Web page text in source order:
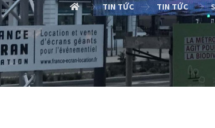
TIN TỨC TIN TỨC